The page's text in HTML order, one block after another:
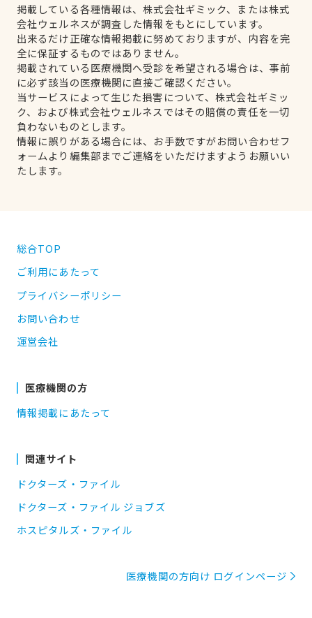
掲載している各種情報は、株式会社ギミック、または株式
会社ウェルネスが調査した情報をもとにしています。
出来るだけ正確な情報掲載に努めておりますが、内容を完
全に保証するものではありません。
掲載されている医療機関へ受診を希望される場合は、事前
に必ず該当の医療機関に直接ご確認ください。
当サービスによって生じた損害について、株式会社ギミッ
ク、および株式会社ウェルネスではその賠償の責任を一切
負わないものとします。
情報に誤りがある場合には、お手数ですがお問い合わせフ
ォームより編集部までご連絡をいただけますようお願いい
たします。
総合TOP
ご利用にあたって
プライバシーポリシー
お問い合わせ
運営会社
医療機関の方
情報掲載にあたって
関連サイト
ドクターズ・ファイル
ドクターズ・ファイル ジョブズ
ホスピタルズ・ファイル
医療機関の方向け ログインページ